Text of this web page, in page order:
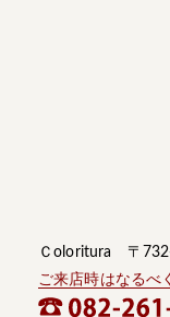
Ｃoloritura 〒
ご来店時はなるべ